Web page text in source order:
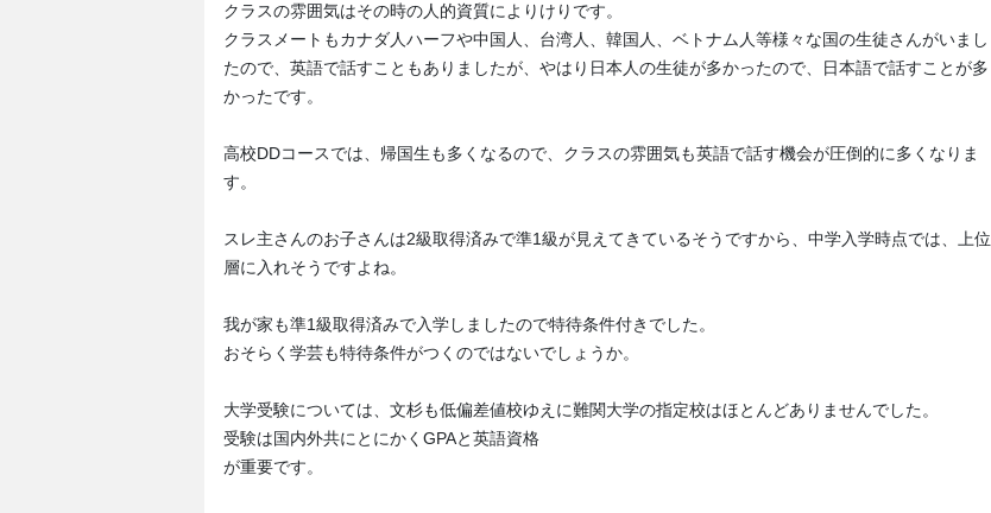
クラスの雰囲気はその時の人的資質によりけりです。
クラスメートもカナダ人ハーフや中国人、台湾人、韓国人、ベトナム人等様々な国の生徒さんがいまし
たので、英語で話すこともありましたが、やはり日本人の生徒が多かったので、日本語で話すことが多
かったです。
高校DDコースでは、帰国生も多くなるので、クラスの雰囲気も英語で話す機会が圧倒的に多くなりま
す。
スレ主さんのお子さんは2級取得済みで準1級が見えてきているそうですから、中学入学時点では、上位
層に入れそうですよね。
我が家も準1級取得済みで入学しましたので特待条件付きでした。
おそらく学芸も特待条件がつくのではないでしょうか。
大学受験については、文杉も低偏差値校ゆえに難関大学の指定校はほとんどありませんでした。
受験は国内外共にとにかくGPAと英語資格
が重要です。